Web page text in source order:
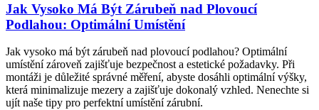
Jak Vysoko Má Být Zárubeň nad Plovoucí
Podlahou: Optimální Umístění
Jak vysoko má být zárubeň nad plovoucí podlahou? Optimální
umístění zároveň zajišťuje bezpečnost a estetické požadavky. Při
montáži je důležité správné měření, abyste dosáhli optimální výšky,
která minimalizuje mezery a zajišťuje dokonalý vzhled. Nenechte si
ujít naše tipy pro perfektní umístění zárubní.